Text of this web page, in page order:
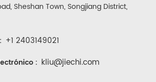
Sheshan Town, Songjiang District,
+1 2403149021
: kliu@jiechi.com